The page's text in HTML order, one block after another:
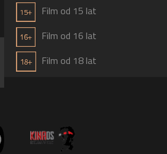
Film od 15 lat
Film od 16 lat
Film od 18 lat